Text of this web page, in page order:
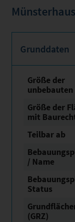
Grunddaten
Größe der
unbebauten
Größe der
mit
Teilbar ab
/ Name
Status
(GRZ)